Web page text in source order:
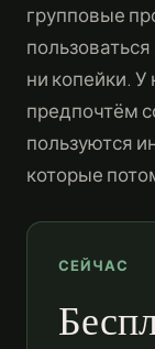
групповые
ни копейки.
предпочтём
пользуются
которые
СЕЙЧАС